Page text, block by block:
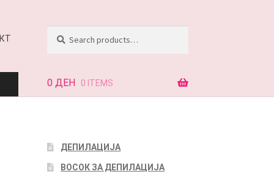
for:
0 ДЕН 0 ITEMS
ДЕПИЛАЦИЈА
ВОСОК ЗА ДЕПИЛАЦИЈА